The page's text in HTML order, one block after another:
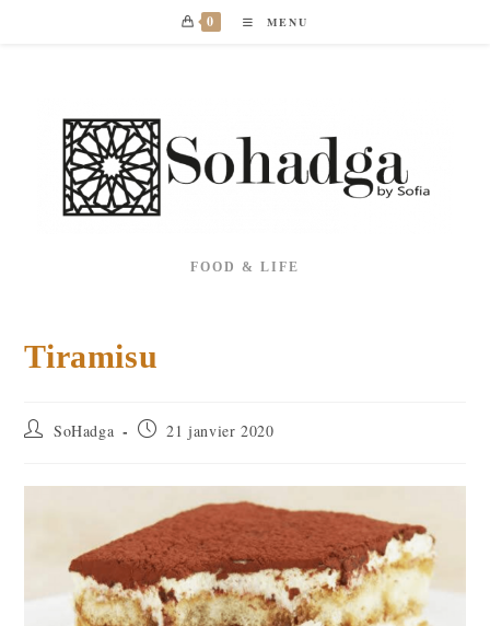
0 MENU
FOOD & LIFE
Tiramisu
Auteur/autrice
publication :
SoHadga
Publication
21 janvier 2020